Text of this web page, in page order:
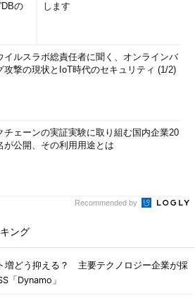
の
します
イルスラボ総責任者に聞く、オンラインバ
攻撃の現状とIoT時代のセキュリティ (1/2)
チェーンの実証実験に取り組む国内企業20
が公開、その利用用途とは
Recommended by
ング
増どう抑える？ 主要テクノロジー企業が採
「Dynamo」